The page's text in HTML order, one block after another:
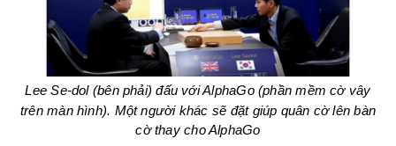
Lee Se-dol (bên phải) đấu với AlphaGo (phần mềm cờ vây
trên màn hình). Một người khác sẽ đặt giúp quân cờ lên bàn
cờ thay cho AlphaGo